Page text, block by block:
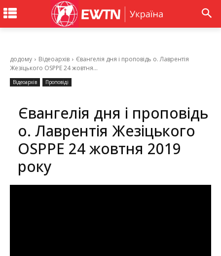
додому Відеоархів
Євангелія дня і проповідь о. Лаврентія
Жезіцького OSPPE 24 жовтня...
Відеоархів Проповіді
Євангелія дня і проповідь
о. Лаврентія Жезіцького
OSPPE 24 жовтня 2019
року